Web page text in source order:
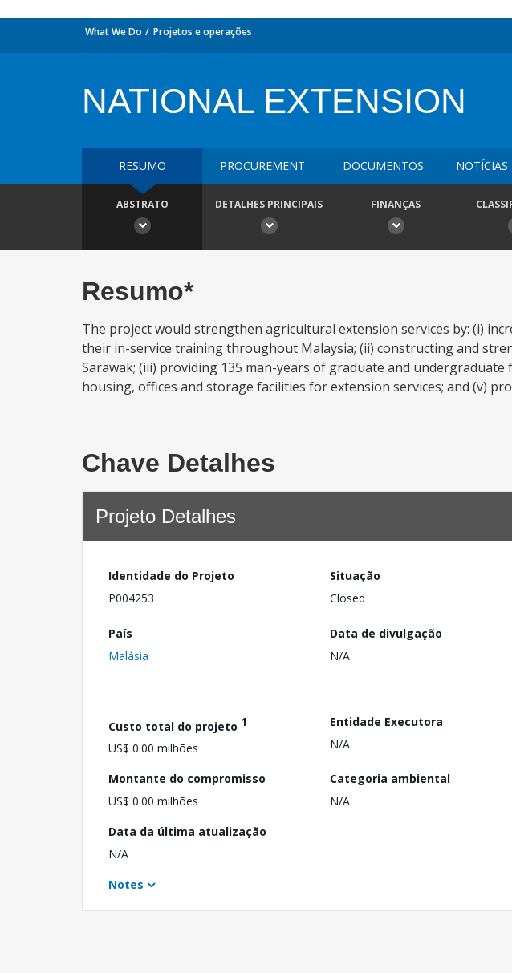
What We Do Projetos e operações
NATIONAL EXTENSION
RESUMO PROCUREMENT DOCUMENTOS
ABSTRATO DETALHES PRINCIPAIS FINANÇAS
Resumo*
The project would strengthen agricultural extension services by: (i)
their in-service training throughout Malaysia; (ii) constructing and
Sarawak; (iii) providing 135 man-years of graduate and
housing, offices and storage facilities for extension services; and (v)
Chave Detalhes
Projeto Detalhes
Identidade do Projeto
P004253
Situação
Closed
País
Malásia
Data de divulgação
N/A
Custo total do projeto 1
US$ 0.00 milhões
Entidade Executora
N/A
Montante do compromisso
US$ 0.00 milhões
Categoria ambiental
N/A
Data da última atualização
N/A
Notes